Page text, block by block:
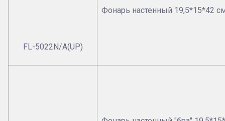
FL-5022N/A(UP)
Фонарь настенный 19,5*15*42